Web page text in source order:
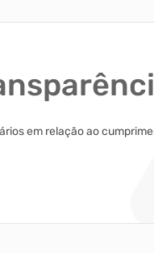
em relação ao